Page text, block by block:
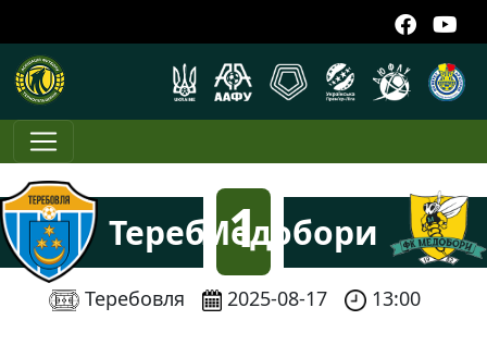
Теребовля
1
:
Медобори
Теребовля 2025-08-17 13:00